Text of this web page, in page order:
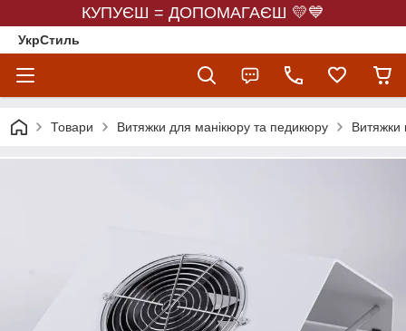
КУПУЄШ = ДОПОМАГАЄШ 💛💙
УкрСтиль
Товари Витяжки для манікюру та педикюру Витяжки